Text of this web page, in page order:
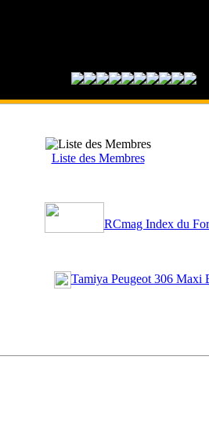
Liste des Membres
RCmag Index du
Tamiya Peugeot 306 Maxi